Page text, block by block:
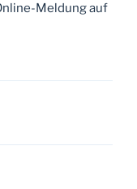
Meldung auf